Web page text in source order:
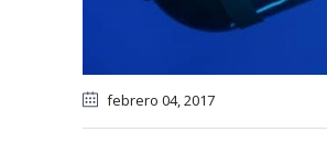
febrero 04, 2017